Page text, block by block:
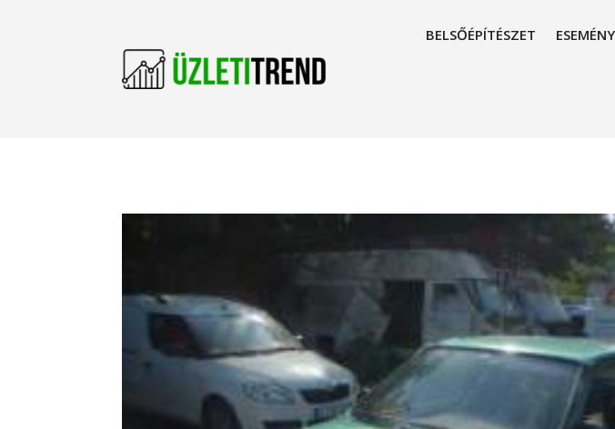
BELSŐÉPÍTÉSZET